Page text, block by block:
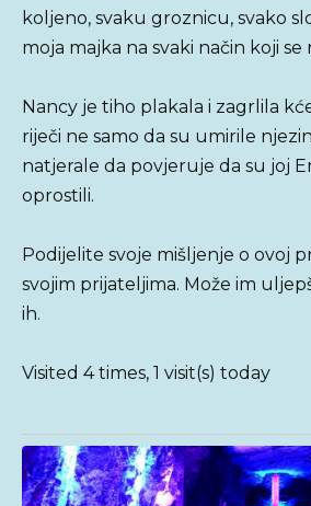
koljeno, svaku groznicu, svako
moja majka na svaki način koji se
Nancy je tiho plakala i zagrlila
riječi ne samo da su umirile
natjerale da povjeruje da su joj
oprostili.
Podijelite svoje mišljenje o ovoj
svojim prijateljima. Može im
ih.
Visited 4 times, 1 visit(s) today